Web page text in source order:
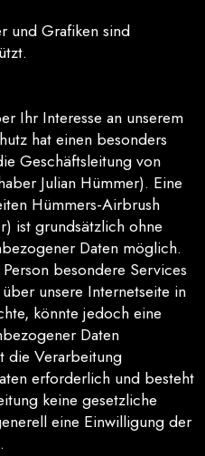
und Grafiken sind
Ihr Interesse an unserem
hat einen besonders
Geschäftsleitung von
Julian Hümmer). Eine
Hümmers-Airbrush
ist grundsätzlich ohne
Daten möglich.
besondere Services
unsere Internetseite in
könnte jedoch eine
Daten
die Verarbeitung
erforderlich und besteht
keine gesetzliche
eine Einwilligung der